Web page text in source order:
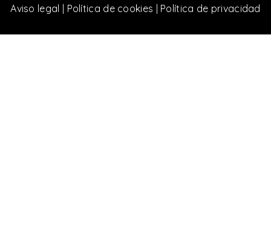
Aviso legal | Política de cookies | Política de privacidad